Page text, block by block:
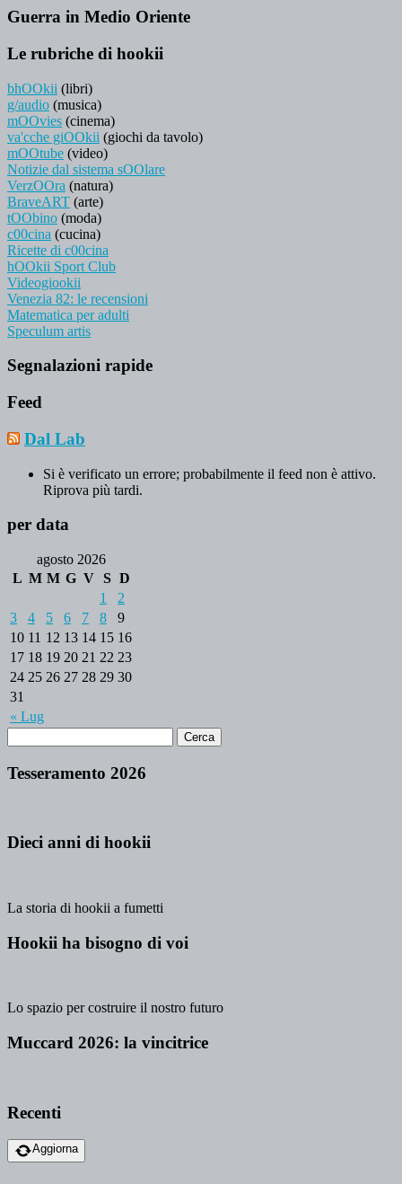
Guerra in Medio Oriente
Le rubriche di hookii
bhOOkii (libri)
g/audio (musica)
mOOvies (cinema)
va'cche giOOkii (giochi da tavolo)
mOOtube (video)
Notizie dal sistema sOOlare
VerzOOra (natura)
BraveART (arte)
tOObino (moda)
c00cina (cucina)
Ricette di c00cina
hOOkii Sport Club
Videogiookii
Venezia 82: le recensioni
Matematica per adulti
Speculum artis
Segnalazioni rapide
Feed
Dal Lab
Si è verificato un errore; probabilmente il feed non è attivo.
Riprova più tardi.
per data
agosto 2026
L M M G V S D
« Lug
1
2
3
4 5 6 7 8
9
10 11 12 13 14 15 16
17 18 19 20 21 22 23
24 25 26 27 28 29 30
31
Tesseramento 2026
Dieci anni di hookii
La storia di hookii a fumetti
Hookii ha bisogno di voi
Lo spazio per costruire il nostro futuro
Muccard 2026: la vincitrice
Recenti
Aggiorna